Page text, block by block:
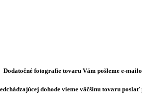
Dodatočné fotografie tovaru Vám pošleme e-
dohode vieme väčšinu tovaru poslať